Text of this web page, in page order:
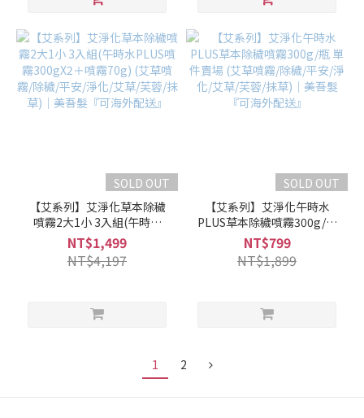
SOLD OUT
【艾系列】艾淨化草本除穢
噴霧2大1小 3入組(午時水
PLUS噴霧300gX2＋噴霧
70g) (艾草噴霧/除穢/平安/淨
化/艾草/芙蓉/抹草)｜美吾髮
NT$1,499
NT$4,197
SOLD OUT
【艾系列】艾淨化午時水
PLUS草本除穢噴霧300g/瓶
單件賣場 (艾草噴霧/除穢/平
安/淨化/艾草/芙蓉/抹草)｜美
吾髮『可海外配送』
NT$799
NT$1,899
1 2